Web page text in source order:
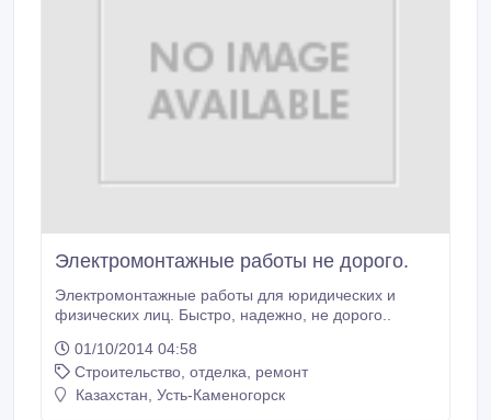
Электромонтажные работы не дорого.
Электромонтажные работы для юридических и
физических лиц. Быстро, надежно, не дорого..
01/10/2014 04:58
Строительство, отделка, ремонт
Казахстан, Усть-Каменогорск